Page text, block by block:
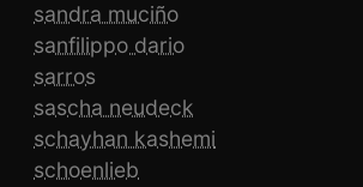
sandra muciño
sanfilippo dario
sarros
sascha neudeck
schayhan kashemi
schoenlieb